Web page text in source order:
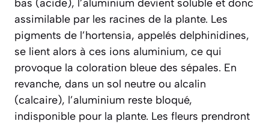
bas (acide), l’aluminium devient soluble et donc
assimilable par les racines de la plante. Les
pigments de l’hortensia, appelés delphinidines,
se lient alors à ces ions aluminium, ce qui
provoque la coloration bleue des sépales. En
revanche, dans un sol neutre ou alcalin
(calcaire), l’aluminium reste bloqué,
indisponible pour la plante. Les fleurs prendront